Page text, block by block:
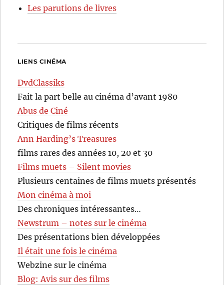
Les parutions de livres
LIENS CINÉMA
DvdClassiks
Fait la part belle au cinéma d’avant 1980
Abus de Ciné
Critiques de films récents
Ann Harding’s Treasures
films rares des années 10, 20 et 30
Films muets – Silent movies
Plusieurs centaines de films muets présentés
Mon cinéma à moi
Des chroniques intéressantes…
Newstrum – notes sur le cinéma
Des présentations bien développées
Il était une fois le cinéma
Webzine sur le cinéma
Blog: Avis sur des films